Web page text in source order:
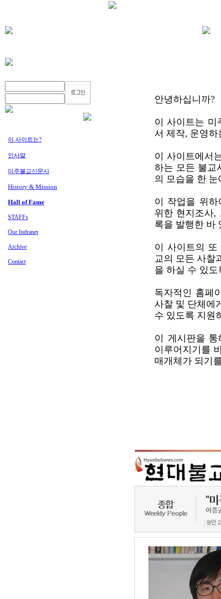
이 사이트는?
인사말
미주불교신문사
History & Mission
Hall of Fame
STAFFs
Our Indranet
Archive
Contact
안녕하십니까?
이 사이트는 미
서 제작, 운영
이 사이트에서
하는 모든 불교
의 모습을 한
이 작업을 위하
위한 현지조사,
록을 발행한 바
이 사이트의 또
교의 모든 사찰
을 하실 수 있
독자적인 홈페
사찰 및 단체에
수 있도록 지원
이 게시판을
이루어지기를
매개체가 되기